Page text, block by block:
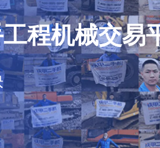
程机械交易